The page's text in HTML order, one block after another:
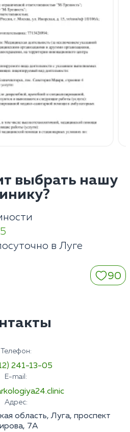
выбрать нашу
в Луге
90
Телефон:
241-13-05
E-mail:
Адрес:
область, Луга, проспект
7А